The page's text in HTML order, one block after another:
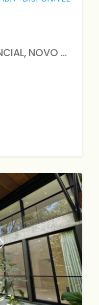
GOLDEN VILLE RESIDENCIAL, NOVO ALEIXO – CASA DUPLEX 181m2 MOBILIADA - DISPONÍVEL PARA LOCAÇÃO